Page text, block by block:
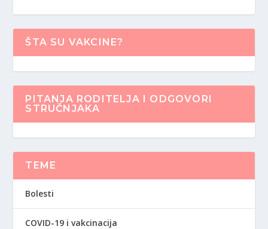
ŠTA SU VAKCINE?
PITANJA RODITELJA I ODGOVORI
STRUČNJAKA
TEME
Bolesti
COVID-19 i vakcinacija